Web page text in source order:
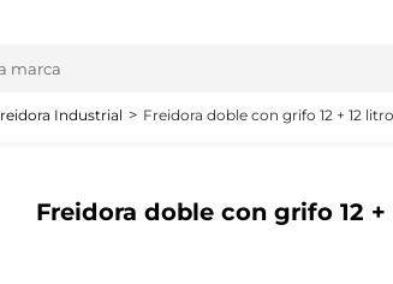
Industrial Freidora doble con grifo 12 + 12
Freidora doble con grifo 12 +